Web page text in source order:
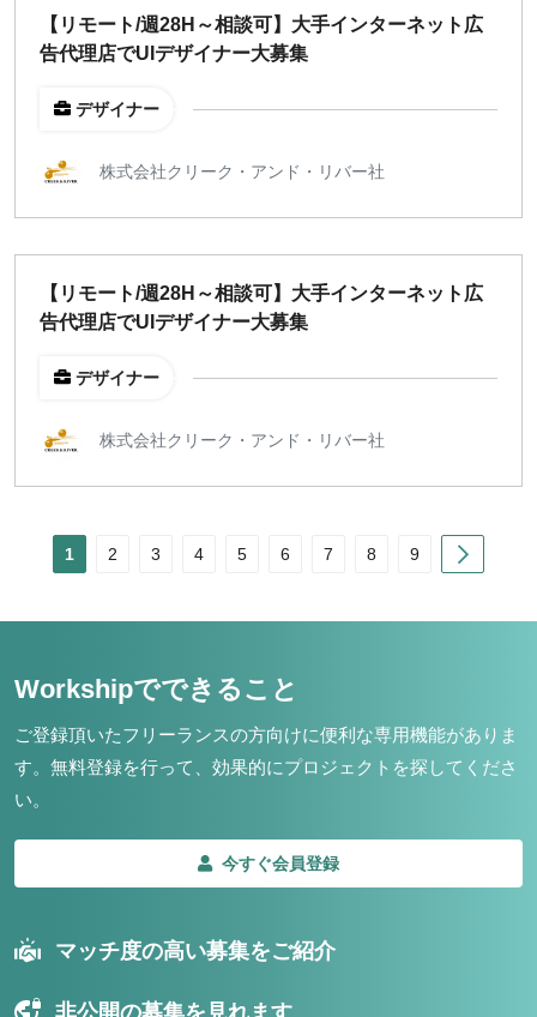
【リモート/週28H～相談可】大手インターネット広
告代理店でUIデザイナー大募集
デザイナー
株式会社クリーク・アンド・リバー社
【リモート/週28H～相談可】大手インターネット広
告代理店でUIデザイナー大募集
デザイナー
株式会社クリーク・アンド・リバー社
1 2 3 4 5 6 7 8 9
Workshipでできること
ご登録頂いたフリーランスの方向けに便利な専用機能がありま
す。 無料登録を行って、効果的にプロジェクトを探してくださ
い。
今すぐ会員登録
マッチ度の高い募集をご紹介
非公開の募集を見れます